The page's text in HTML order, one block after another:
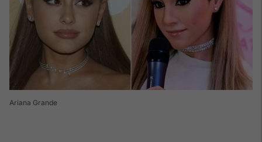
Ariana Grande